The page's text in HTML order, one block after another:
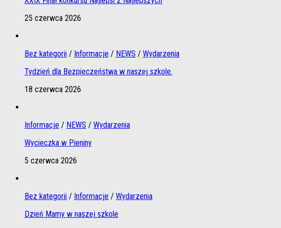
25 czerwca 2026
Bez kategorii / Informacje / NEWS / Wydarzenia
Tydzień dla Bezpieczeństwa w naszej szkole.
18 czerwca 2026
Informacje / NEWS / Wydarzenia
Wycieczka w Pieniny
5 czerwca 2026
Bez kategorii / Informacje / Wydarzenia
Dzień Mamy w naszej szkole